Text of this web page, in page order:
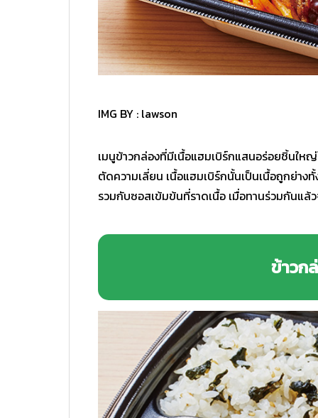
IMG BY : lawson
เมนูข้าวกล่องที่มีเนื้อแฮมเบิร์กแสนอร่อยชิ้นให
ตัดความเลี่ยน เนื้อแฮมเบิร์กนั้นเป็นเนื้อถูกย่าง
รวมกับซอสเข้มข้นที่ราดเนื้อ เมื่อทานร่วมกันแล้
ข้าวก